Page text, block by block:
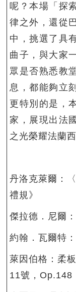
呢？本場「探
律之外，還從
中，挑選了具
曲子，與大家
眾是否熟悉教
息，都能夠立
更特別的是，
家，展現出法
之光榮耀法蘭西
丹洛克萊爾：
禮規》
傑拉德．尼爾
約翰．瓦爾特
萊因伯格：柔
11號，Op.148